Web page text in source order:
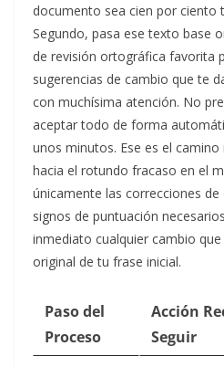
documento sea cien por ciento
Segundo, pasa ese texto base
de revisión ortográfica favorita
sugerencias de cambio que te
con muchísima atención. No
aceptar todo de forma
unos minutos. Ese es el
hacia el rotundo fracaso en el
únicamente las correcciones
signos de puntuación
inmediato cualquier cambio
original de tu frase inicial.
Paso del
Proceso
Acción
Seguir